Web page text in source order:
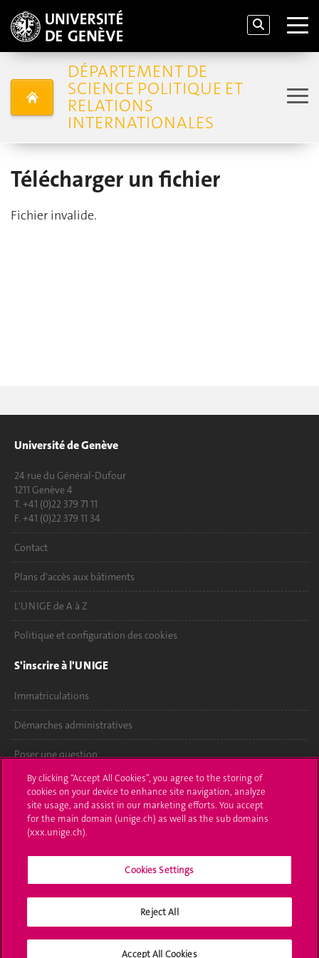
DÉPARTEMENT DE
SCIENCE POLITIQUE ET
RELATIONS
INTERNATIONALES
Télécharger un fichier
Fichier invalide.
Université de Genève
24 rue du Général-Dufour
1211 Genève 4
T. +41 (0)22 379 71 11
F. +41 (0)22 379 11 34
Contact
Plans d'accès aux bâtiments
L'UNIGE de A à Z
Politique et configuration des cookies
S'inscrire à l'UNIGE
Immatriculations
Démarches administratives
Poser une question
L'UNIGE vous informe
UNIGE Mobile
Bibliothèque
By clicking “Accept All Cookies”, you agree to the storing of
cookies on your device to enhance site navigation, analyze
site usage, and assist in our marketing efforts. You accept
for the main domain (unige.ch) as well as the sub domains
(xxx.unige.ch).
Cookies Settings
Reject All
Accept All Cookies